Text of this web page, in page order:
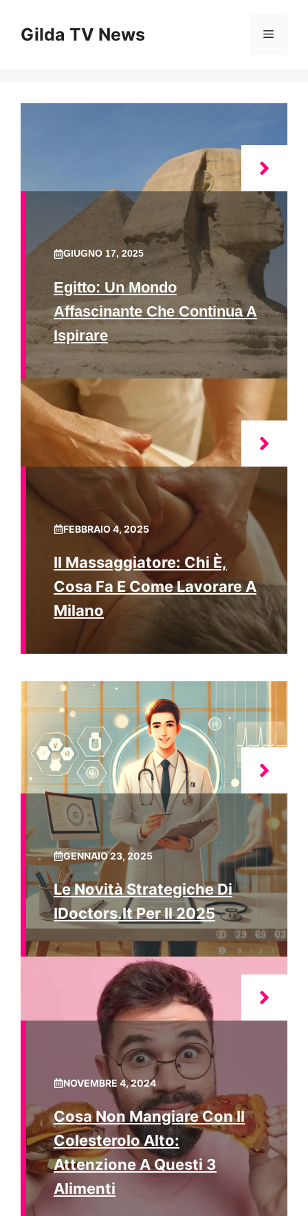
contenuto
Gilda TV News Menu
GIUGNO 17, 2025
Egitto: Un Mondo
Affascinante Che Continua A
Ispirare
FEBBRAIO 4, 2025
Il Massaggiatore: Chi È,
Cosa Fa E Come Lavorare A
Milano
GENNAIO 23, 2025
Le Novità Strategiche Di
IDoctors.it Per Il 2025
NOVEMBRE 4, 2024
Cosa Non Mangiare Con Il
Colesterolo Alto:
Attenzione A Questi 3
Alimenti